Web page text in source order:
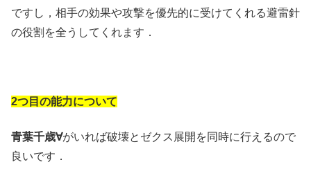
ですし，相手の効果や攻撃を優先的に受けてくれる避雷針
の役割を全うしてくれます．
2つ目の能力について
青葉千歳∀がいれば破壊とゼクス展開を同時に行えるので
良いです．